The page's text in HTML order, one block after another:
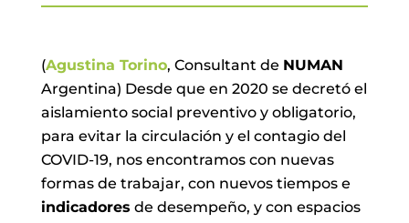
(Agustina Torino, Consultant de NUMAN
Argentina) Desde que en 2020 se decretó el
aislamiento social preventivo y obligatorio,
para evitar la circulación y el contagio del
COVID-19, nos encontramos con nuevas
formas de trabajar, con nuevos tiempos e
indicadores de desempeño, y con espacios